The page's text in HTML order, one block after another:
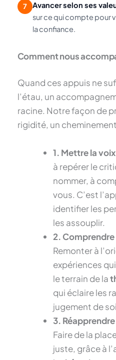
7 Avancer selon ses
sur ce qui compte pour
la confiance.
Comment nous
Quand ces appuis ne
l’étau, un
racine. Notre façon de
rigidité, un
1. Mettre la
à repérer le
nommer, à
vous. C’est
identifier les
les assouplir.
2.
Remonter à
expériences
le terrain de la
qui éclaire les
jugement de
3.
Faire de la
juste, grâce à